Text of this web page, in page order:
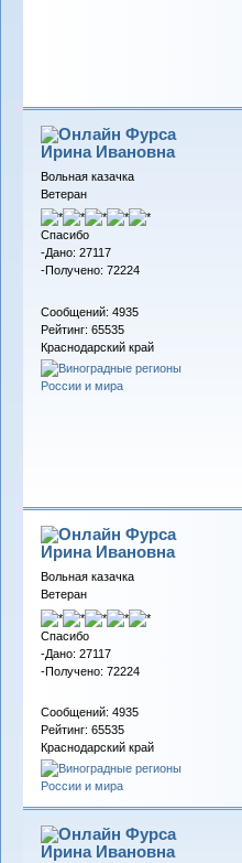
Фурса
Ирина Ивановна
Вольная казачка
Ветеран
Спасибо
-Дано: 27117
-Получено: 72224
Сообщений: 4935
Рейтинг: 65535
Краснодарский край
Фурса
Ирина Ивановна
Вольная казачка
Ветеран
Спасибо
-Дано: 27117
-Получено: 72224
Сообщений: 4935
Рейтинг: 65535
Краснодарский край
Фурса
Ирина Ивановна